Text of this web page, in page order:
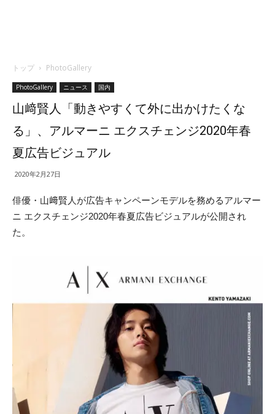
トップ PhotoGallery
PhotoGallery ニュース 国内
山﨑賢人「動きやすくて外に出かけたくな
る」、アルマーニ エクスチェンジ2020年春
夏広告ビジュアル
2020年2月27日
俳優・山﨑賢人が広告キャンペーンモデルを務めるアルマー
ニ エクスチェンジ2020年春夏広告ビジュアルが公開され
た。